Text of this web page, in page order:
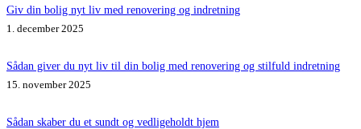
Giv din bolig nyt liv med renovering og indretning
1. december 2025
Sådan giver du nyt liv til din bolig med renovering og stilfuld indretning
15. november 2025
Sådan skaber du et sundt og vedligeholdt hjem